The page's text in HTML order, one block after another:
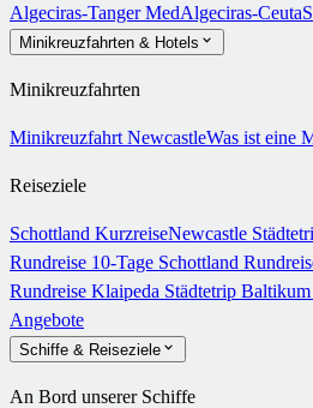
Algeciras-Tanger MedAlgeciras-Ceuta
Minikreuzfahrten & Hotels
Minikreuzfahrten
Minikreuzfahrt NewcastleWas ist eine
Reiseziele
Schottland KurzreiseNewcastle
Rundreise 10-Tage Schottland
Rundreise Klaipeda Städtetrip Baltikum
Angebote
Schiffe & Reiseziele
An Bord unserer Schiffe